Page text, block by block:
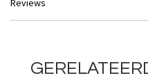
Reviews